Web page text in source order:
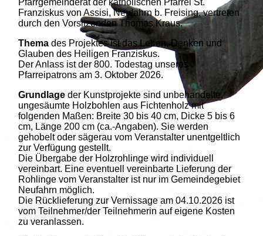
Pfarrgemeinderat der katholischen Pfarrei St.
Franziskus von Assisi, Neufahrn b. Freising, vertreten
durch den Vorsitzenden Thomas Kraus.
Thema des Projektes ist das Leben, Denken und
Glauben des Heiligen Franziskus.
Der Anlass ist der 800. Todestag unseres
Pfarreipatrons am 3. Oktober 2026.
Grundlage der Kunstprojekte sind unbehandelte,
ungesäumte Holzbohlen aus Fichtenholz mit
folgenden Maßen: Breite 30 bis 40 cm, Dicke 5 bis 6
cm, Länge 200 cm (ca.-Angaben). Sie werden
gehobelt oder sägerau vom Veranstalter unentgeltlich
zur Verfügung gestellt.
Die Übergabe der Holzrohlinge wird individuell
vereinbart. Eine eventuell vereinbarte Lieferung der
Rohlinge vom Veranstalter ist nur im Gemeindegebiet
Neufahrn möglich.
Die Rücklieferung zur Vernissage am 04.10.2026 ist
vom Teilnehmer/der Teilnehmerin auf eigene Kosten
zu veranlassen.